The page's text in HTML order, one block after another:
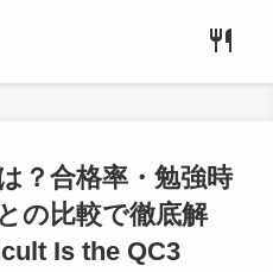
？合格率・勉強時
の比較で徹底解
Is the QC3